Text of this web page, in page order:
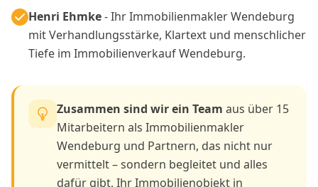
Henri Ehmke- Ihr Immobilienmakler Wendeburg
mit Verhandlungsstärke, Klartext und menschlicher
Tiefe im Immobilienverkauf Wendeburg.
Zusammen sind wir ein Team aus über 15
Mitarbeitern als Immobilienmakler
Wendeburg und Partnern, das nicht nur
vermittelt – sondern begleitet und alles
dafür gibt, Ihr Immobilienobjekt in